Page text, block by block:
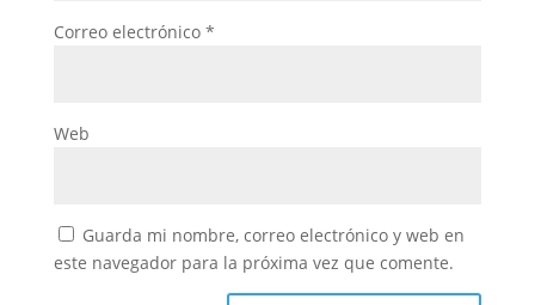
Correo electrónico *
Web
Guarda mi nombre, correo electrónico y web en
este navegador para la próxima vez que comente.